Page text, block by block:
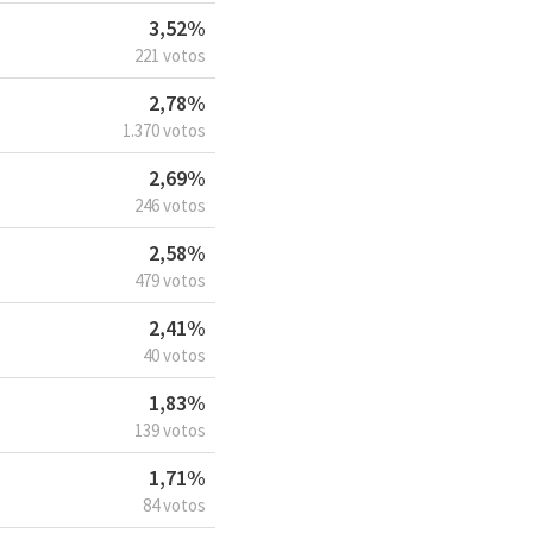
3,52%
221 votos
2,78%
1.370 votos
2,69%
246 votos
2,58%
479 votos
2,41%
40 votos
1,83%
139 votos
1,71%
84 votos